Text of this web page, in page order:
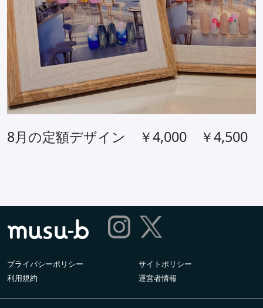
8月の定額デザイン ￥4,000 ￥4,500
プライバシーポリシー
サイトポリシー
利用規約
運営者情報